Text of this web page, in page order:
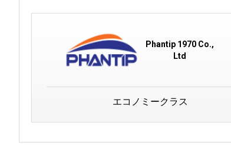
Phantip 1970 Co.,
Ltd
エコノミークラス